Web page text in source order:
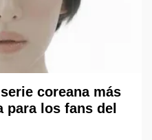
coreana más
para los fans del